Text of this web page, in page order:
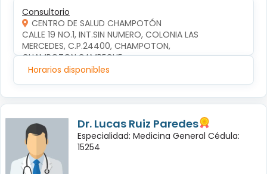
Consultorio
CENTRO DE SALUD CHAMPOTÓN
CALLE 19 NO.1, INT.SIN NUMERO, COLONIA LAS
MERCEDES, C.P.24400, CHAMPOTON,
CHAMPOTON,CAMPECHE
Horarios disponibles
Dr. Lucas Ruiz Paredes
Especialidad: Medicina General Cédula:
15254